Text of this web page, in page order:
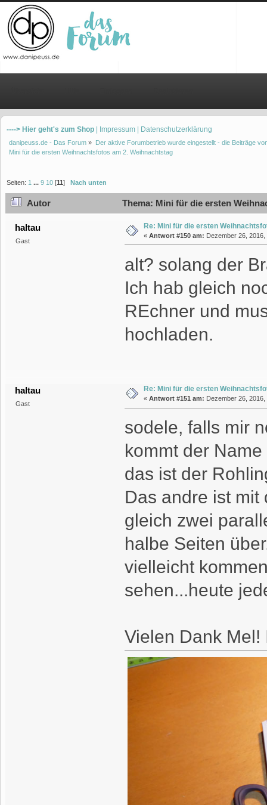
----> Hier geht's zum Shop | Impressum | Datenschutzerklärung
danipeuss.de - Das Forum » Der aktive Forumbetrieb wurde eingestellt - die Beiträge
Mini für die ersten Weihnachtsfotos am 2. Weihnachtstag
Seiten: 1 ...9 10 [11] Nach unten
Autor Thema: Mini für die ersten
haltau
Gast
Re: Mini für die ersten
« Antwort #150 am: Dezember 26,
alt? solang der
Ich hab gleich
REchner und
hochladen.
haltau
Gast
Re: Mini für die ersten
« Antwort #151 am: Dezember 26,
sodele, falls mir
kommt der
das ist der
Das andre ist mit
gleich zwei
halbe Seiten
vielleicht
sehen...heute
Vielen Dank Mel!